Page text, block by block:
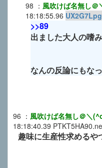
98 ： 風吹けば名無し
18:18:55.96
>>89
出ました大人の嗜
なんの反論にもな
96 ： 風吹けば名無し＠＼
18:18:40.39
趣味に生産性求めるや